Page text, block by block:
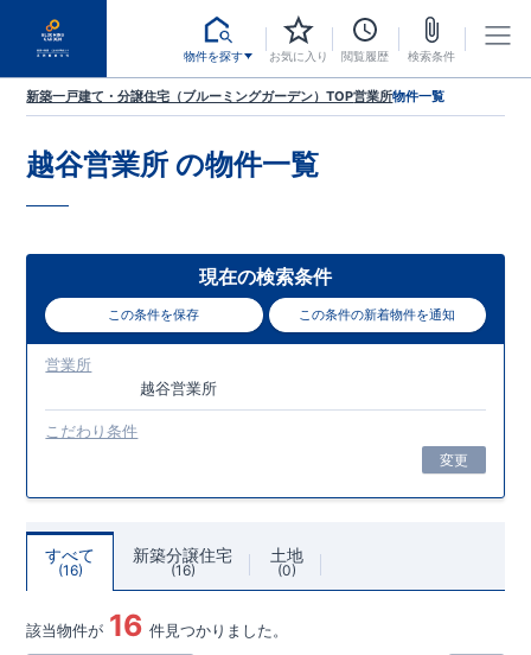
物件を探す お気に入り 閲覧履歴 検索条件
新築一戸建て・分譲住宅（ブルーミングガーデン）TOP営業所物件一覧
越谷営業所 の物件一覧
現在の検索条件
この条件を保存 この条件の新着物件を通知
営業所
越谷営業所
こだわり条件
変更
すべて
16
新築分譲住宅
16
土地
0
該当物件が 16 件見つかりました。